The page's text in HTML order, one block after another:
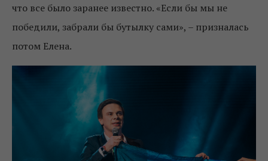
что все было заранее известно. «Если бы мы не
победили, забрали бы бутылку сами», – призналась
потом Елена.